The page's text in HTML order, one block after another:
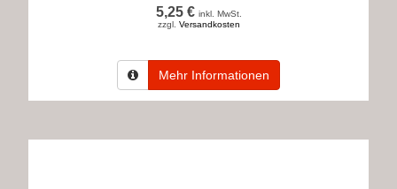
5,25 € inkl. MwSt.
zzgl. Versandkosten
Mehr Informationen